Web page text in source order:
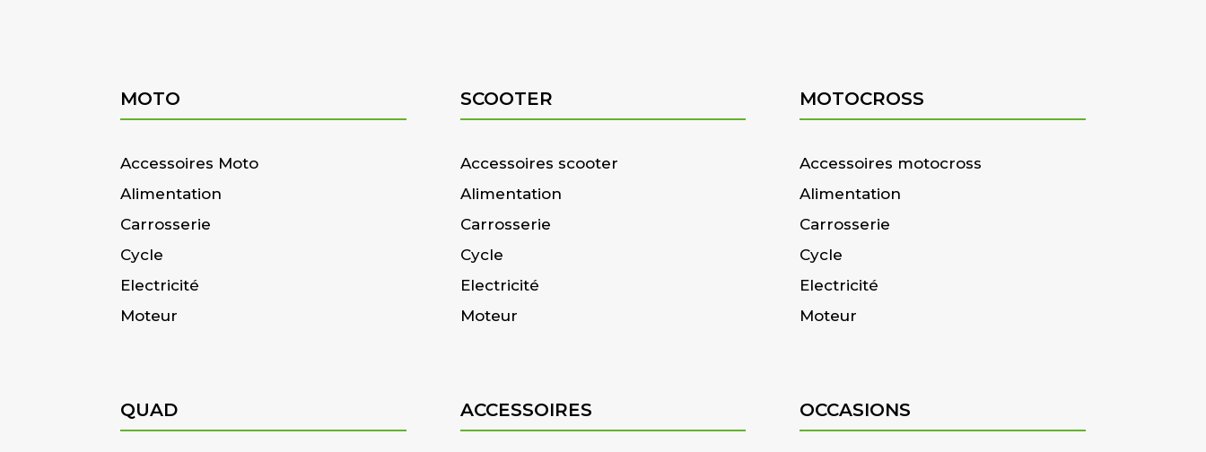
MOTO
Accessoires Moto
Alimentation
Carrosserie
Cycle
Electricité
Moteur
SCOOTER
Accessoires scooter
Alimentation
Carrosserie
Cycle
Electricité
Moteur
MOTOCROSS
Accessoires motocross
Alimentation
Carrosserie
Cycle
Electricité
Moteur
QUAD ACCESSOIRES OCCASIONS